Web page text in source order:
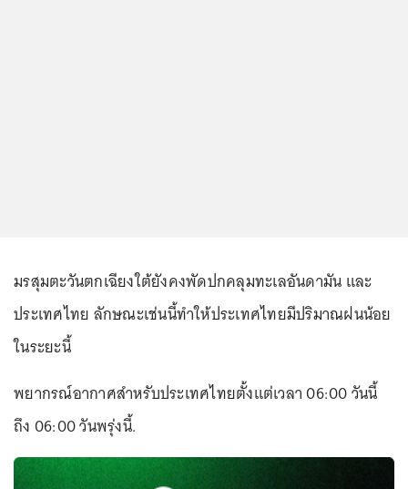
มรสุมตะวันตกเฉียงใต้ยังคงพัดปกคลุมทะเลอันดามัน และ
ประเทศไทย ลักษณะเช่นนี้ทำให้ประเทศไทยมีปริมาณฝนน้อย
ในระยะนี้
พยากรณ์อากาศสำหรับประเทศไทยตั้งแต่เวลา 06:00 วันนี้
ถึง 06:00 วันพรุ่งนี้.